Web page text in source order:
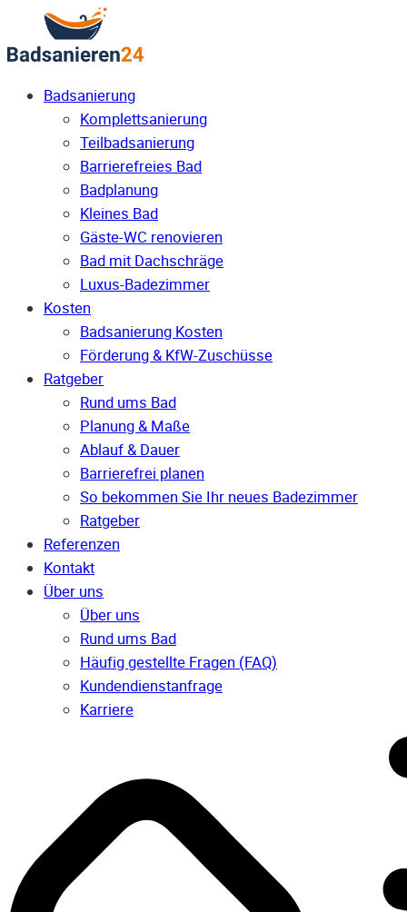
Badsanierung
Komplettsanierung
Teilbadsanierung
Barrierefreies Bad
Badplanung
Kleines Bad
Gäste-WC renovieren
Bad mit Dachschräge
Luxus-Badezimmer
Kosten
Badsanierung Kosten
Förderung & KfW-Zuschüsse
Ratgeber
Rund ums Bad
Planung & Maße
Ablauf & Dauer
Barrierefrei planen
So bekommen Sie Ihr neues Badezimmer
Ratgeber
Referenzen
Kontakt
Über uns
Über uns
Rund ums Bad
Häufig gestellte Fragen (FAQ)
Kunden­dienst­anfrage
Karriere